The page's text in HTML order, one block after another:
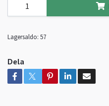
Lagersaldo: 57
Dela